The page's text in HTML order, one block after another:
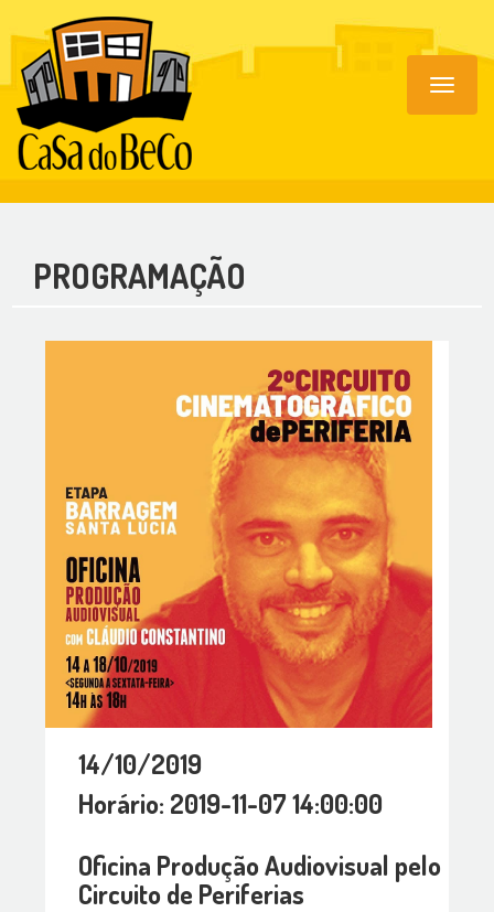
Toggle
PROGRAMAÇÃO
14/10/2019
Horário: 2019-11-07 14:00:00
Oficina Produção Audiovisual pelo
Circuito de Periferias